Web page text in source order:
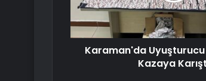
Karaman'da Uyuşturucu
Kazaya